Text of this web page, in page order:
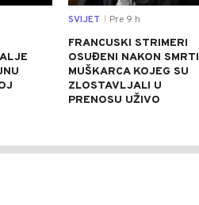
SVIJET Pre 9 h
FRANCUSKI STRIMERI
OSUĐENI NAKON SMRTI
MUŠKARCA KOJEG SU
ZLOSTAVLJALI U
PRENOSU UŽIVO